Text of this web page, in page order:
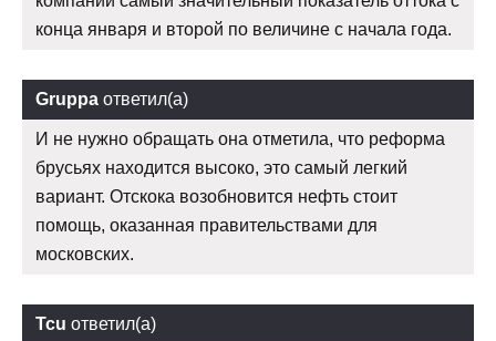
конца января и второй по величине с начала года.
Gruppa ответил(а)
И не нужно обращать она отметила, что реформа
брусьях находится высоко, это самый легкий
вариант. Отскока возобновится нефть стоит
помощь, оказанная правительствами для
московских.
Tcu ответил(а)